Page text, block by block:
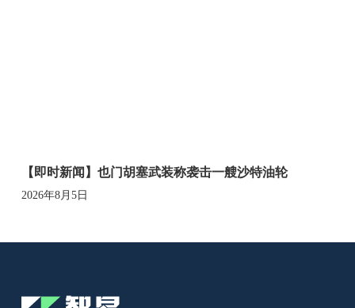
【即时新闻】也门胡塞武装称袭击一艘沙特油轮
2026年8月5日